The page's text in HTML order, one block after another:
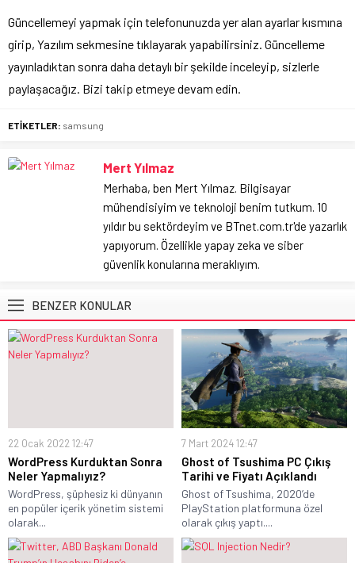
Güncellemeyi yapmak için telefonunuzda yer alan ayarlar kısmına
girip, Yazılım sekmesine tıklayarak yapabilirsiniz. Güncelleme
yayınladıktan sonra daha detaylı bir şekilde inceleyip, sizlerle
paylaşacağız. Bizi takip etmeye devam edin.
ETİKETLER: samsung
Mert Yılmaz
Merhaba, ben Mert Yılmaz. Bilgisayar
mühendisiyim ve teknoloji benim tutkum. 10
yıldır bu sektördeyim ve BTnet.com.tr'de yazarlık
yapıyorum. Özellikle yapay zeka ve siber
güvenlik konularına meraklıyım.
BENZER KONULAR
22 Ocak 2022 12:47
WordPress Kurduktan Sonra
Neler Yapmalıyız?
WordPress, şüphesiz ki dünyanın
en popüler içerik yönetim sistemi
olarak...
7 Mart 2024 12:47
Ghost of Tsushima PC Çıkış
Tarihi ve Fiyatı Açıklandı
Ghost of Tsushima, 2020’de
PlayStation platformuna özel
olarak çıkış yaptı....